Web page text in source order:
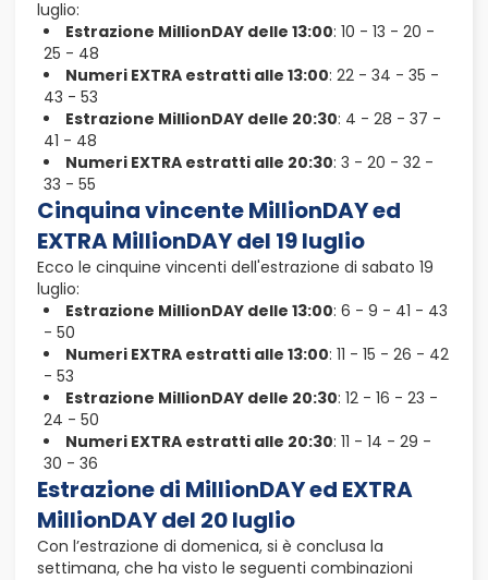
luglio:
Estrazione MillionDAY delle 13:00: 10 - 13 - 20 -
25 - 48
Numeri EXTRA estratti alle 13:00: 22 - 34 - 35 -
43 - 53
Estrazione MillionDAY delle 20:30: 4 - 28 - 37 -
41 - 48
Numeri EXTRA estratti alle 20:30: 3 - 20 - 32 -
33 - 55
Cinquina vincente MillionDAY ed
EXTRA MillionDAY del 19 luglio
Ecco le cinquine vincenti dell'estrazione di sabato 19
luglio:
Estrazione MillionDAY delle 13:00: 6 - 9 - 41 - 43
- 50
Numeri EXTRA estratti alle 13:00: 11 - 15 - 26 - 42
- 53
Estrazione MillionDAY delle 20:30: 12 - 16 - 23 -
24 - 50
Numeri EXTRA estratti alle 20:30: 11 - 14 - 29 -
30 - 36
Estrazione di MillionDAY ed EXTRA
MillionDAY del 20 luglio
Con l’estrazione di domenica, si è conclusa la
settimana, che ha visto le seguenti combinazioni